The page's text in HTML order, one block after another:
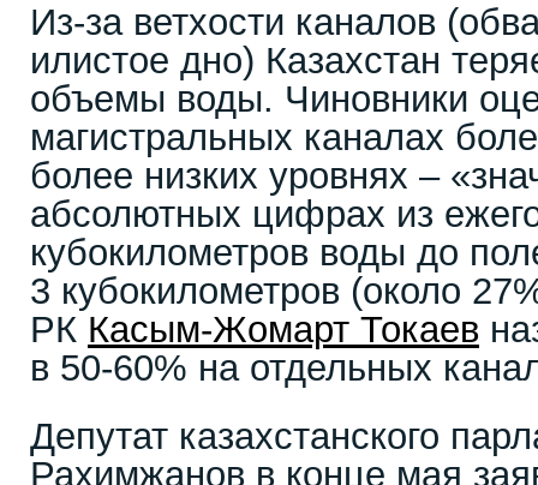
Из-за ветхости каналов
илистое дно) Казахстан
объемы воды. Чиновники
магистральных каналах
более низких уровнях –
абсолютных цифрах из
кубокилометров воды до
3 кубокилометров (около
РК Касым-Жомарт Токаев
в 50-60% на отдельных
Депутат казахстанского
Рахимжанов в конце мая